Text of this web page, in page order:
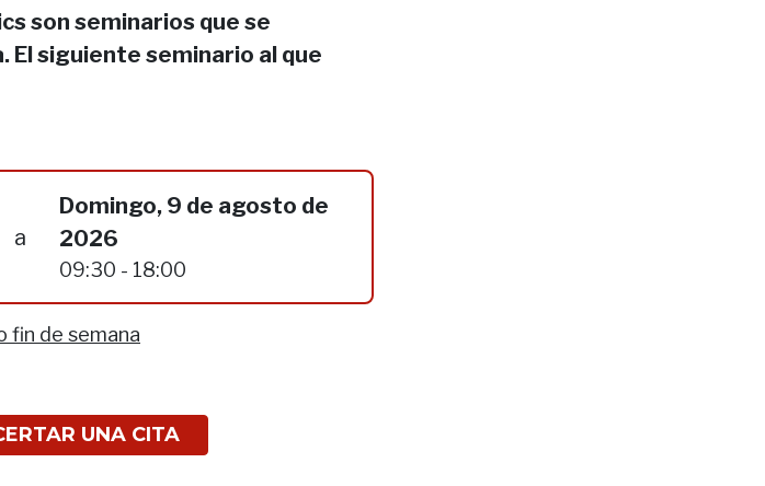
son seminarios que se
El siguiente seminario al que
a
Domingo, 9 de agosto de
2026
09:30 - 18:00
fin de semana
UNA CITA